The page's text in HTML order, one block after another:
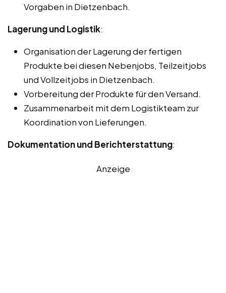
Vorgaben in Dietzenbach.
Lagerung und Logistik:
Organisation der Lagerung der fertigen
Produkte bei diesen Nebenjobs, Teilzeitjobs
und Vollzeitjobs in Dietzenbach.
Vorbereitung der Produkte für den Versand.
Zusammenarbeit mit dem Logistikteam zur
Koordination von Lieferungen.
Dokumentation und Berichterstattung:
Anzeige